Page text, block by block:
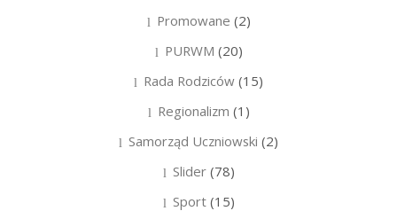
Promowane (2)
PURWM (20)
Rada Rodziców (15)
Regionalizm (1)
Samorząd Uczniowski (2)
Slider(78)
Sport(15)